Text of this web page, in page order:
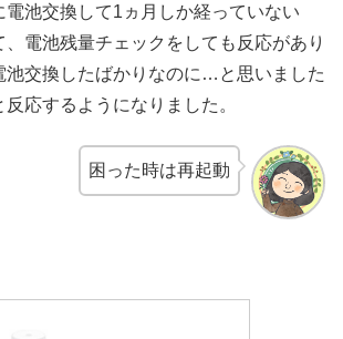
電池交換して1ヵ月しか経っていない
電池残量チェックをしても反応があり
池交換したばかりなのに…と思いました
応するようになりました。
困った時は再起動